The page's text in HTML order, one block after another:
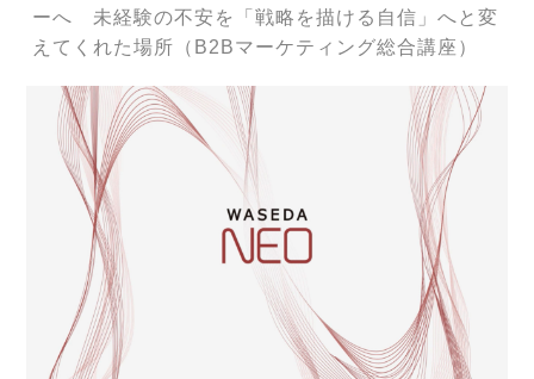
ーへ 未経験の不安を「戦略を描ける自信」へと変
えてくれた場所（B2Bマーケティング総合講座）